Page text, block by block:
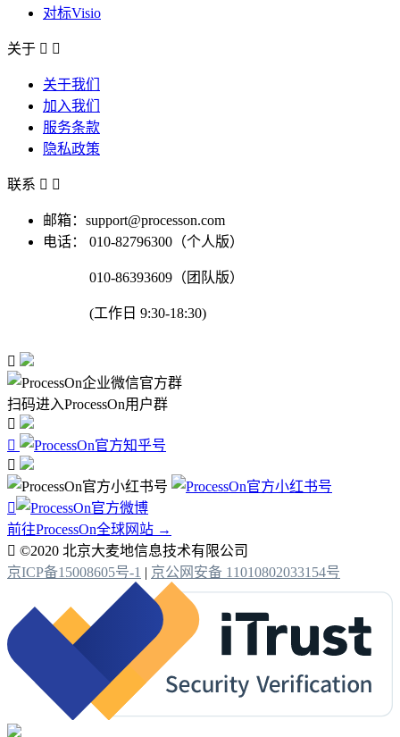
对标Visio
关于  
关于我们
加入我们
服务条款
隐私政策
联系  
邮箱：support@processon.com
电话：
010-82796300（个人版）
010-86393609（团队版）
(工作日 9:30-18:30)

扫码进入ProcessOn用户群




前往ProcessOn全球网站 →
 ©2020 北京大麦地信息技术有限公司
京ICP备15008605号-1 | 京公网安备 11010802033154号